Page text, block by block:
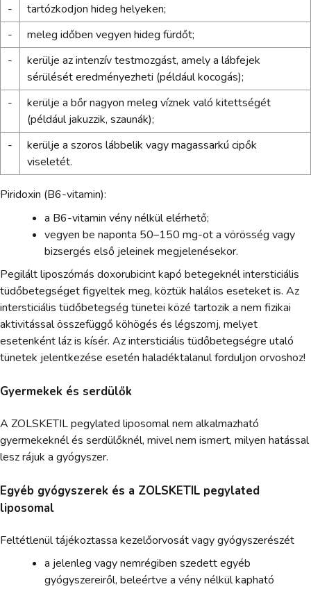
-
tartózkodjon hideg helyeken;
-
meleg időben vegyen hideg fürdőt;
-
kerülje az intenzív testmozgást, amely a lábfejek
sérülését eredményezheti (például kocogás);
-
kerülje a bőr nagyon meleg víznek való kitettségét
(például jakuzzik, szaunák);
-
kerülje a szoros lábbelik vagy magassarkú cipők
viseletét.
Piridoxin (B6-vitamin):
a B6-vitamin vény nélkül elérhető;
vegyen be naponta 50–150 mg-ot a vörösség vagy
bizsergés első jeleinek megjelenésekor.
Pegilált liposzómás doxorubicint kapó betegeknél intersticiális
tüdőbetegséget figyeltek meg, köztük halálos eseteket is. Az
intersticiális tüdőbetegség tünetei közé tartozik a nem fizikai
aktivitással összefüggő köhögés és légszomj, melyet
esetenként láz is kísér. Az intersticiális tüdőbetegségre utaló
tünetek jelentkezése esetén haladéktalanul forduljon orvoshoz!
Gyermekek és serdülők
A ZOLSKETIL pegylated liposomal nem alkalmazható
gyermekeknél és serdülőknél, mivel nem ismert, milyen hatással
lesz rájuk a gyógyszer.
Egyéb gyógyszerek és a ZOLSKETIL pegylated
liposomal
Feltétlenül tájékoztassa kezelőorvosát vagy gyógyszerészét
a jelenleg vagy nemrégiben szedett egyéb
gyógyszereiről, beleértve a vény nélkül kapható